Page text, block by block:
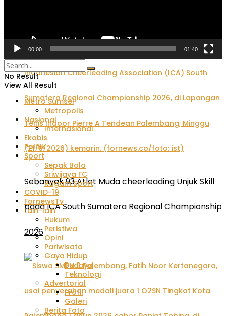
Sebanyak 93 Atlet Muda cheerleading Unjuk Skill
pada ICA South Sumatera Regional Championship
2026
00:00 01:40
No Result
View All Result
Metro Sumsel
Metropolis
Nasional
Internasional
Ekobis
Politik
Sport
Sepak Bola
Sriwijaya FC
Ragam Sport
COVID-19
FornewsTv
Lain-lain
Hukum
Peristiwa
Opini
Pariwisata
Gaya Hidup
Budaya
Teknologi
Advertorial
Profil
Galeri
Berita Foto